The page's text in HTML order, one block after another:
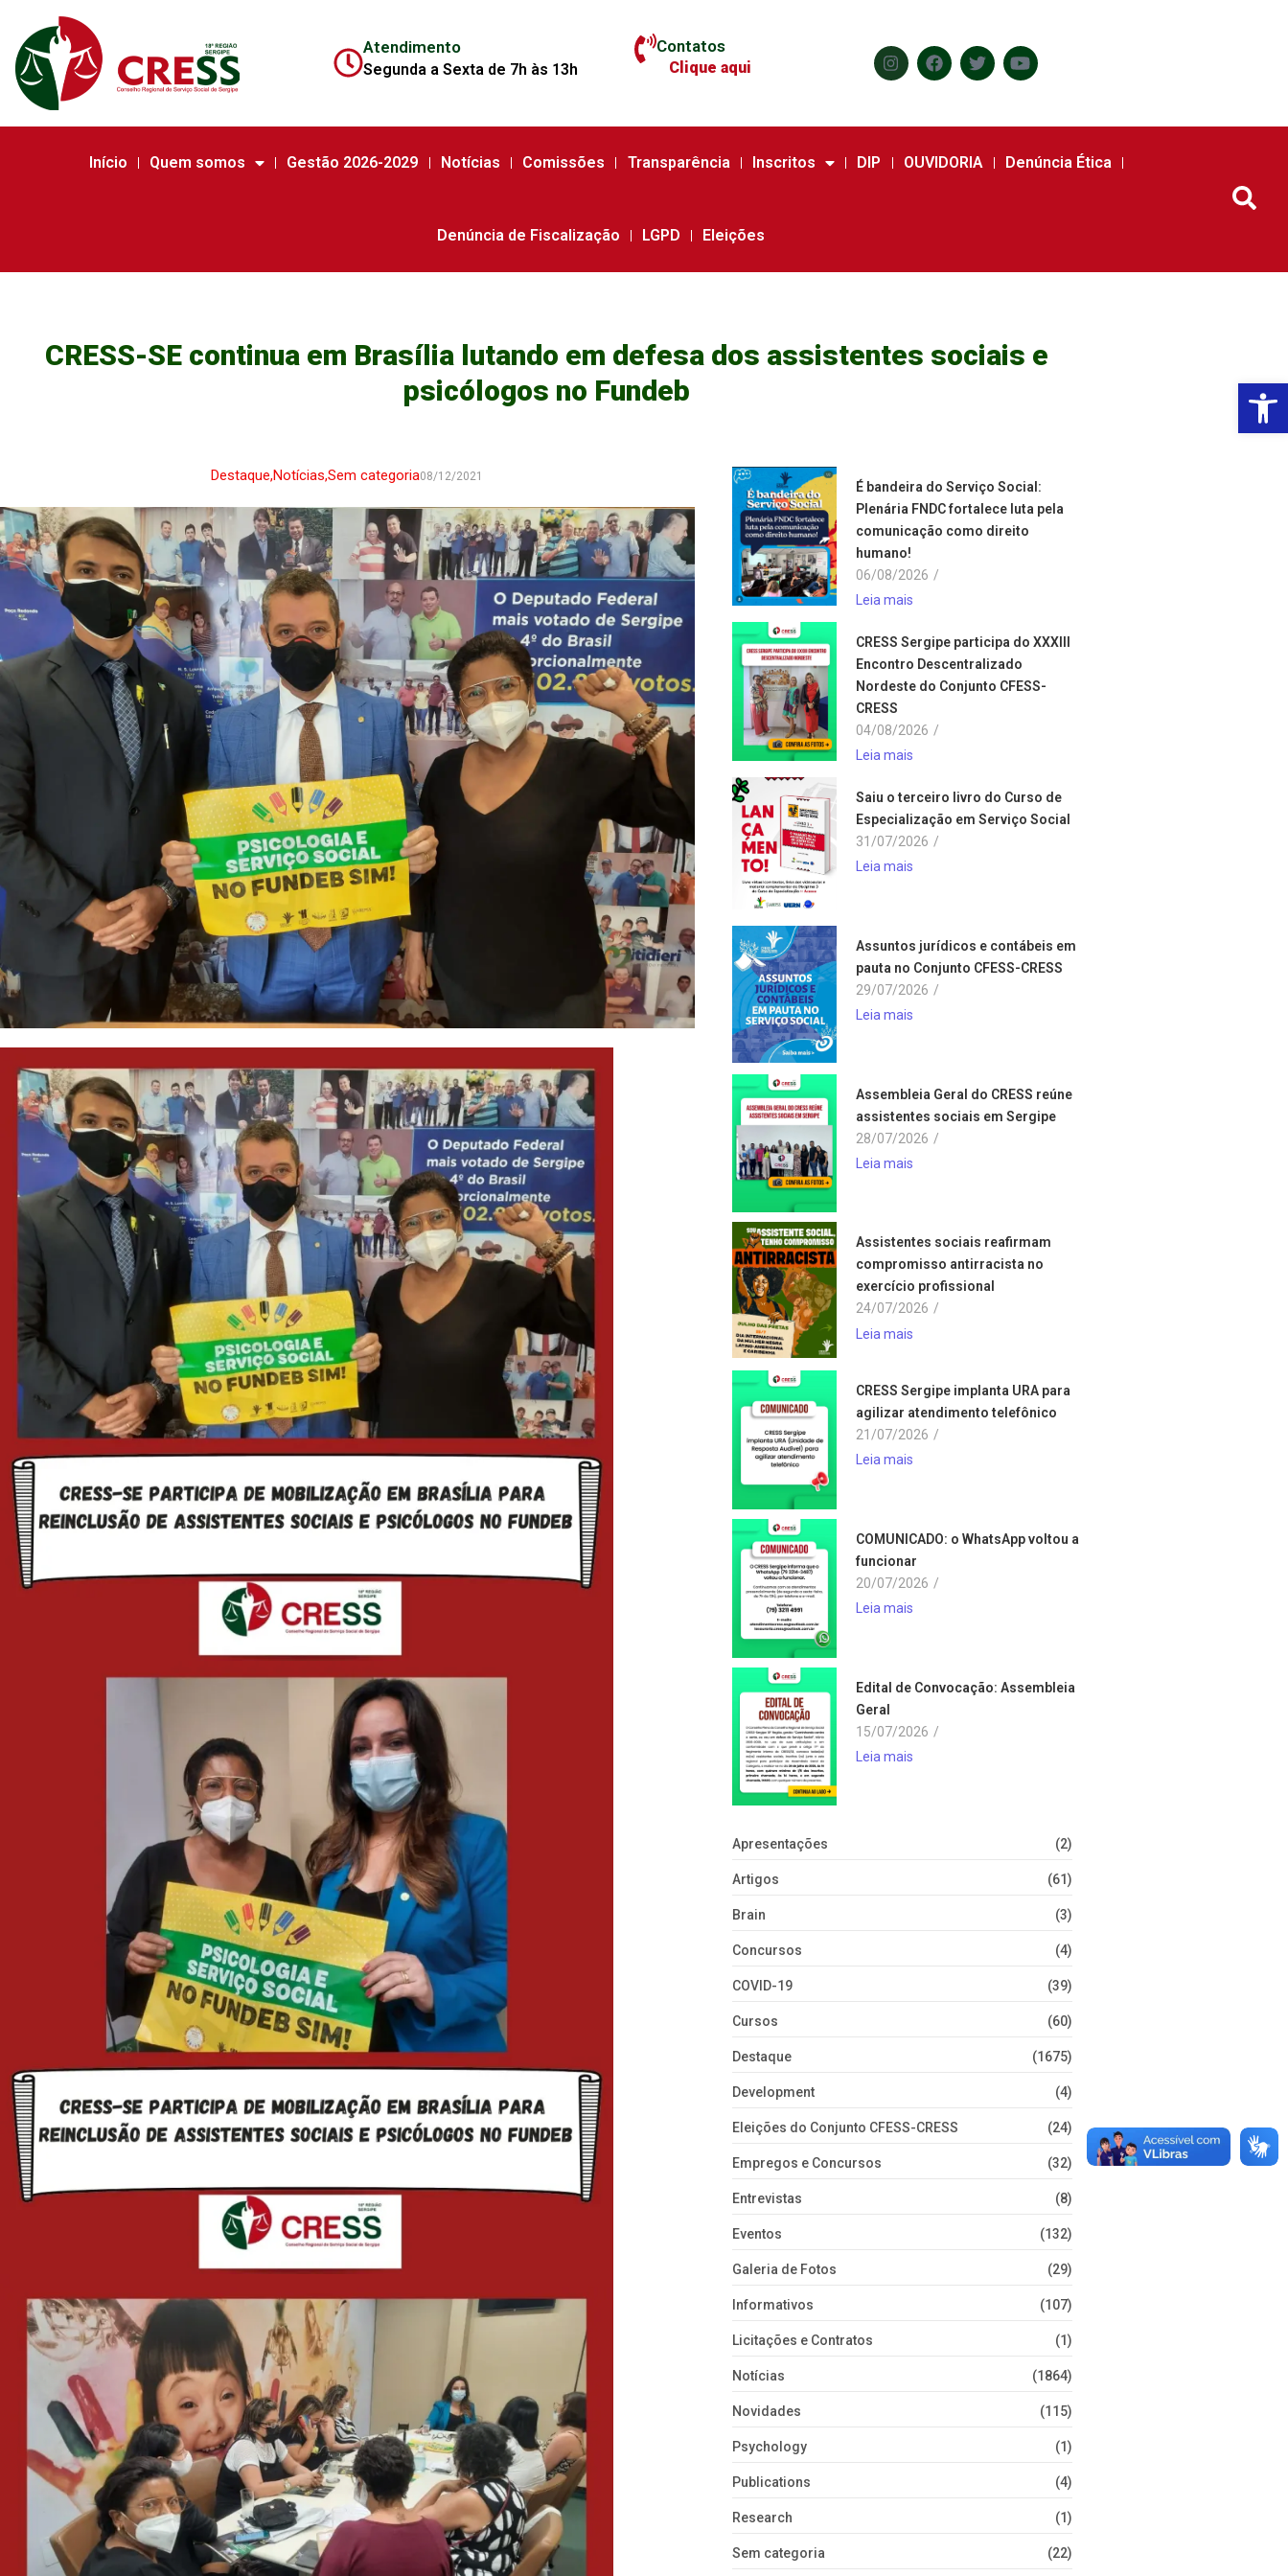
Atendimento
Segunda a Sexta de 7h às 13h
Contatos
Clique aqui
Início Quem somos Gestão 2026-2029 Notícias Comissões Transparência Inscritos DIP OUVIDORIA Denúncia Ética
Denúncia de Fiscalização LGPD Eleições
CRESS-SE continua em Brasília lutando em defesa dos assistentes sociais e
psicólogos no Fundeb
Destaque,Notícias,Sem categoria08/12/2021
É bandeira do Serviço Social:
Plenária FNDC fortalece luta pela
comunicação como direito
humano!
06/08/2026 /
Leia mais
CRESS Sergipe participa do XXXIII
Encontro Descentralizado
Nordeste do Conjunto CFESS-
CRESS
04/08/2026 /
Leia mais
Saiu o terceiro livro do Curso de
Especialização em Serviço Social
31/07/2026 /
Leia mais
Assuntos jurídicos e contábeis em
pauta no Conjunto CFESS-CRESS
29/07/2026 /
Leia mais
Assembleia Geral do CRESS reúne
assistentes sociais em Sergipe
28/07/2026 /
Leia mais
Assistentes sociais reafirmam
compromisso antirracista no
exercício profissional
24/07/2026 /
Leia mais
CRESS Sergipe implanta URA para
agilizar atendimento telefônico
21/07/2026 /
Leia mais
COMUNICADO: o WhatsApp voltou a
funcionar
20/07/2026 /
Leia mais
Edital de Convocação: Assembleia
Geral
15/07/2026 /
Leia mais
Apresentações (2)
Artigos (61)
Brain (3)
Concursos (4)
COVID-19 (39)
Cursos (60)
Destaque (1675)
Development (4)
Eleições do Conjunto CFESS-CRESS (24)
Empregos e Concursos (32)
Entrevistas (8)
Eventos (132)
Galeria de Fotos (29)
Informativos (107)
Licitações e Contratos (1)
Notícias (1864)
Novidades (115)
Psychology (1)
Publications (4)
Research (1)
Sem categoria (22)